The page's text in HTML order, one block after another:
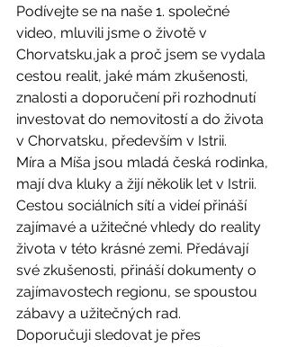
Podívejte se na naše 1. společné
video, mluvili jsme o životě v
Chorvatsku,jak a proč jsem se vydala
cestou realit, jaké mám zkušenosti,
znalosti a doporučení při rozhodnutí
investovat do nemovitostí a do života
v Chorvatsku, především v Istrii.
Míra a Míša jsou mladá česká rodinka,
mají dva kluky a žijí několik let v Istrii.
Cestou sociálních sítí a videí přináší
zajímavé a užitečné vhledy do reality
života v této krásné zemi. Předávají
své zkušenosti, přináší dokumenty o
zajímavostech regionu, se spoustou
zábavy a užitečných rad.
Doporučuji sledovat je přes